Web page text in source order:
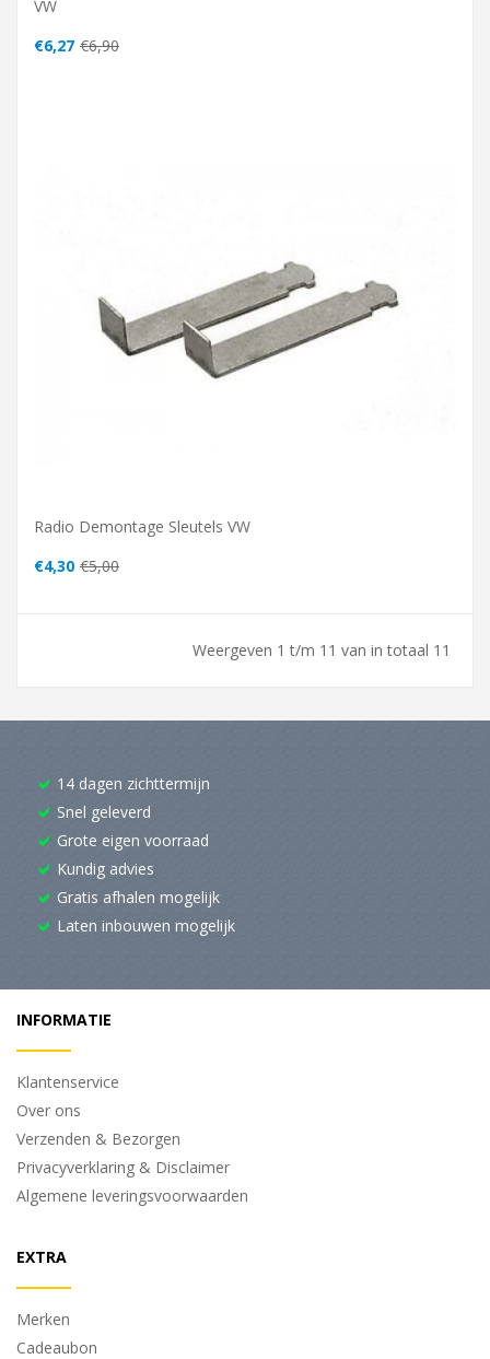
VW
€6,27 €6,90
Radio Demontage Sleutels VW
€4,30 €5,00
Weergeven 1 t/m 11 van in totaal 11
14 dagen zichttermijn
Snel geleverd
Grote eigen voorraad
Kundig advies
Gratis afhalen mogelijk
Laten inbouwen mogelijk
INFORMATIE
Klantenservice
Over ons
Verzenden & Bezorgen
Privacyverklaring & Disclaimer
Algemene leveringsvoorwaarden
EXTRA
Merken
Cadeaubon